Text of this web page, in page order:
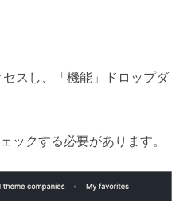
セスし、「機能」ドロップダ
ックする必要があります。